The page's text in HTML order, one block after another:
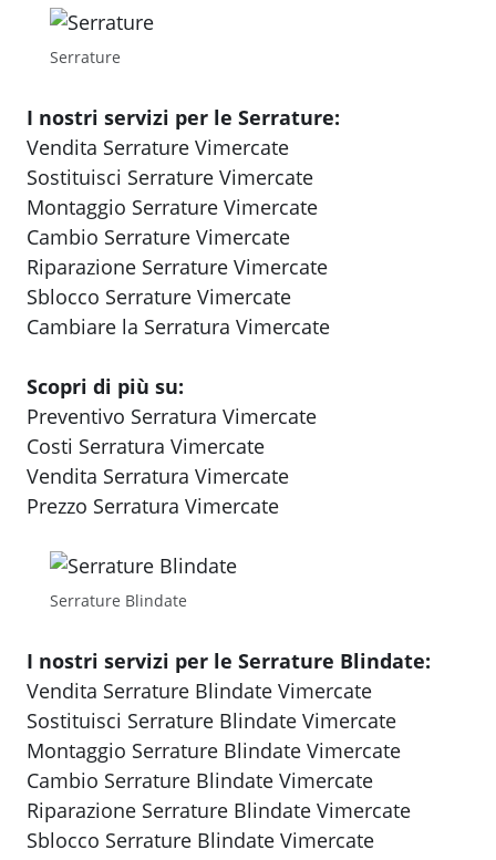
Serrature
I nostri servizi per le Serrature:
Vendita Serrature Vimercate
Sostituisci Serrature Vimercate
Montaggio Serrature Vimercate
Cambio Serrature Vimercate
Riparazione Serrature Vimercate
Sblocco Serrature Vimercate
Cambiare la Serratura Vimercate
Scopri di più su:
Preventivo Serratura Vimercate
Costi Serratura Vimercate
Vendita Serratura Vimercate
Prezzo Serratura Vimercate
Serrature Blindate
I nostri servizi per le Serrature Blindate:
Vendita Serrature Blindate Vimercate
Sostituisci Serrature Blindate Vimercate
Montaggio Serrature Blindate Vimercate
Cambio Serrature Blindate Vimercate
Riparazione Serrature Blindate Vimercate
Sblocco Serrature Blindate Vimercate